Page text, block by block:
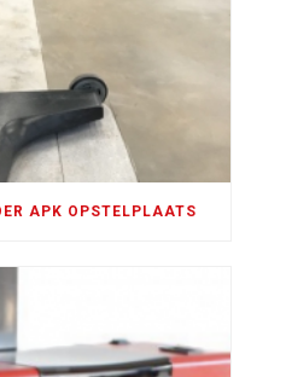
APK OPSTELPLAATS